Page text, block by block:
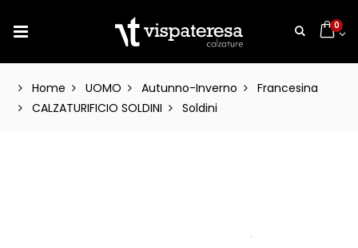
0
Home UOMO Autunno-Inverno
Francesina
CALZATURIFICIO SOLDINI
Soldini